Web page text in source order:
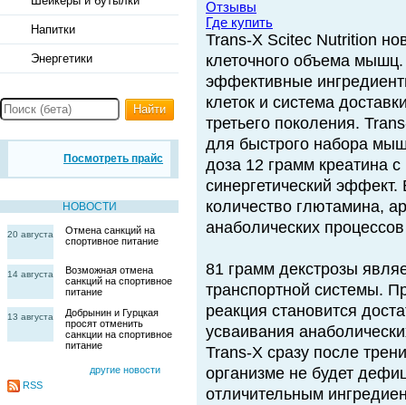
Напитки
Энергетики
Найти
Посмотреть прайс
НОВОСТИ
20 августа
Отмена санкций на
спортивное питание
14 августа
Возможная отмена
санкций на спортивное
питание
13 августа
Добрынин и Гурцкая
просят отменить
санкции на спортивное
питание
другие новости
RSS
Отзывы
Где купить
Trans-X Scitec Nutrition
клеточного объема
эффективные
клеток и система
третьего поколения.
для быстрого набора
доза 12 грамм креатина
синергетический
количество глютамина,
анаболических
81 грамм декстрозы
транспортной системы.
реакция становится
усваивания
Trans-X сразу после
организме не будет
отличительным